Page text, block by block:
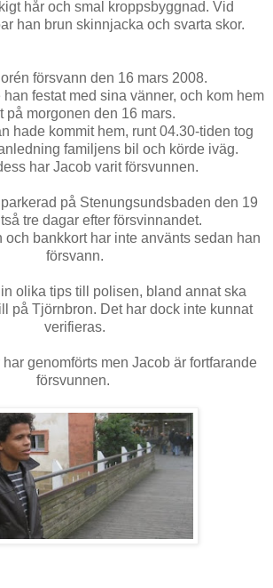
hår och smal kroppsbyggnad. Vid
han brun skinnjacka och svarta skor.
försvann den 16 mars 2008.
festat med sina vänner, och kom hem
på morgonen den 16 mars.
hade kommit hem, runt 04.30-tiden tog
familjens bil och körde iväg.
har Jacob varit försvunnen.
på Stenungsundsbaden den 19
tre dagar efter försvinnandet.
och bankkort har inte använts sedan han
försvann.
olika tips till polisen, bland annat ska
på Tjörnbron. Det har dock inte kunnat
verifieras.
genomförts men Jacob är fortfarande
försvunnen.